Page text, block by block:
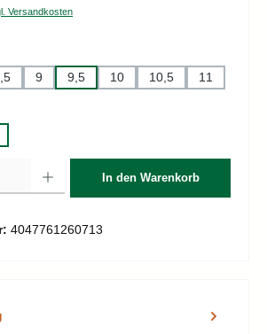
Versandkosten
9 9,5 10 10,5 11
In den Warenkorb
4047761260713